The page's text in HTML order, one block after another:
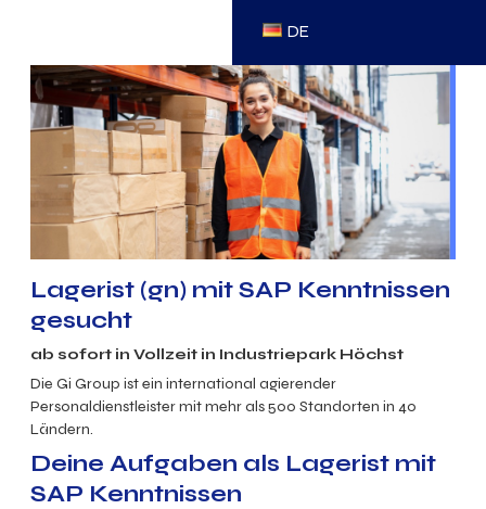
DE
Lagerist (gn) mit SAP Kenntnissen
gesucht
ab sofort in Vollzeit in Industriepark Höchst
Die Gi Group ist ein international agierender
Personaldienstleister mit mehr als 500 Standorten in 40
Ländern.
Deine Aufgaben als Lagerist mit
SAP Kenntnissen